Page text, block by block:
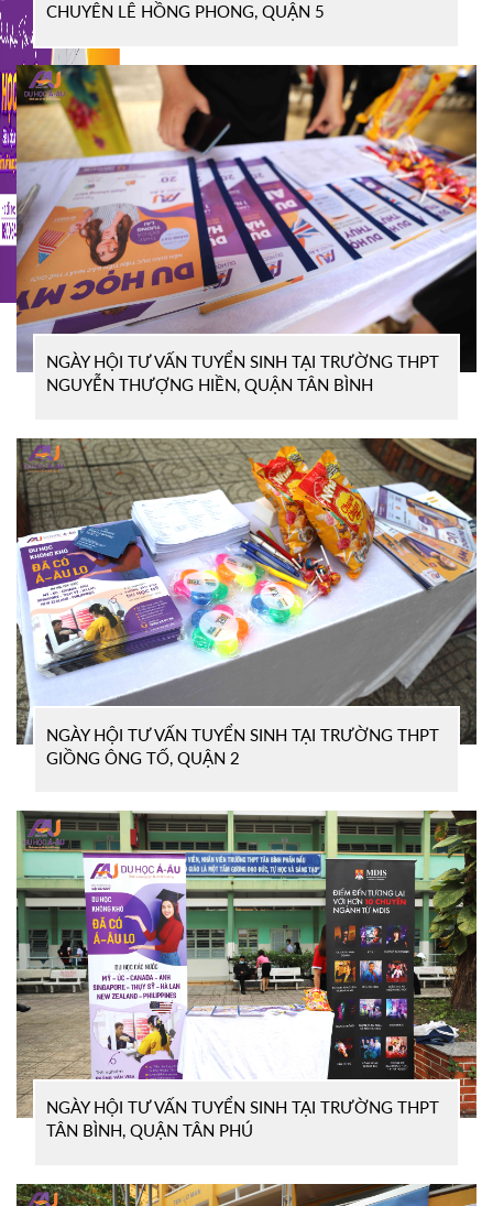
CHUYÊN LÊ HỒNG PHONG, QUẬN 5
NGÀY HỘI TƯ VẤN TUYỂN SINH TẠI TRƯỜNG THPT
NGUYỄN THƯỢNG HIỀN, QUẬN TÂN BÌNH
NGÀY HỘI TƯ VẤN TUYỂN SINH TẠI TRƯỜNG THPT
GIỒNG ÔNG TỐ, QUẬN 2
NGÀY HỘI TƯ VẤN TUYỂN SINH TẠI TRƯỜNG THPT
TÂN BÌNH, QUẬN TÂN PHÚ